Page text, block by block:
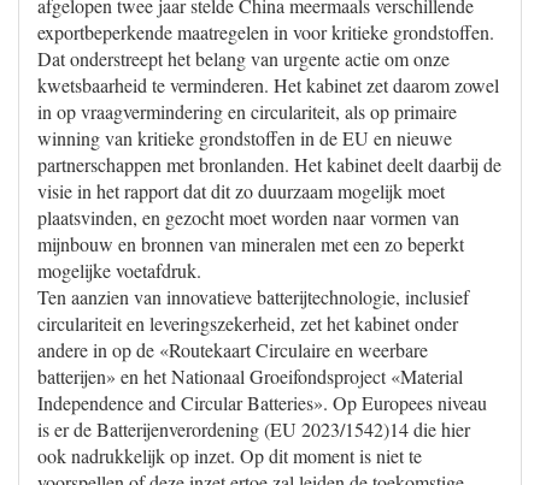
afgelopen twee jaar stelde China meermaals verschillende
exportbeperkende maatregelen in voor kritieke grondstoffen.
Dat onderstreept het belang van urgente actie om onze
kwetsbaarheid te verminderen. Het kabinet zet daarom zowel
in op vraagvermindering en circulariteit, als op primaire
winning van kritieke grondstoffen in de EU en nieuwe
partnerschappen met bronlanden. Het kabinet deelt daarbij de
visie in het rapport dat dit zo duurzaam mogelijk moet
plaatsvinden, en gezocht moet worden naar vormen van
mijnbouw en bronnen van mineralen met een zo beperkt
mogelijke voetafdruk.
Ten aanzien van innovatieve batterijtechnologie, inclusief
circulariteit en leveringszekerheid, zet het kabinet onder
andere in op de «Routekaart Circulaire en weerbare
batterijen» en het Nationaal Groeifondsproject «Material
Independence and Circular Batteries». Op Europees niveau
is er de Batterijenverordening (EU 2023/1542)14 die hier
ook nadrukkelijk op inzet. Op dit moment is niet te